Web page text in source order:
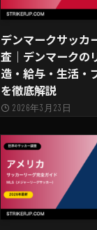
デンマークサッカ
査｜デンマークの
造・給与・生活・
を徹底解説
2026年3月23日